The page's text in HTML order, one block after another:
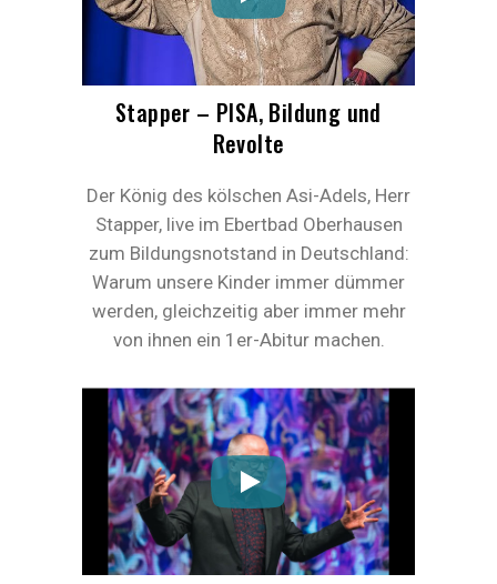
Stapper – PISA, Bildung und
Revolte
Der König des kölschen Asi-Adels, Herr
Stapper, live im Ebertbad Oberhausen
zum Bildungsnotstand in Deutschland:
Warum unsere Kinder immer dümmer
werden, gleichzeitig aber immer mehr
von ihnen ein 1er-Abitur machen.